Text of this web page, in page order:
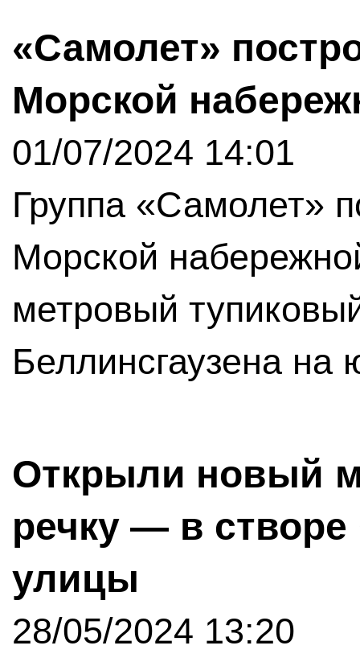
«Самолет»
Морской
01/07/2024 14:01
Группа «Самолет»
Морской
метровый
Беллинсгаузена на
Открыли новый
речку — в
улицы
28/05/2024 13:20